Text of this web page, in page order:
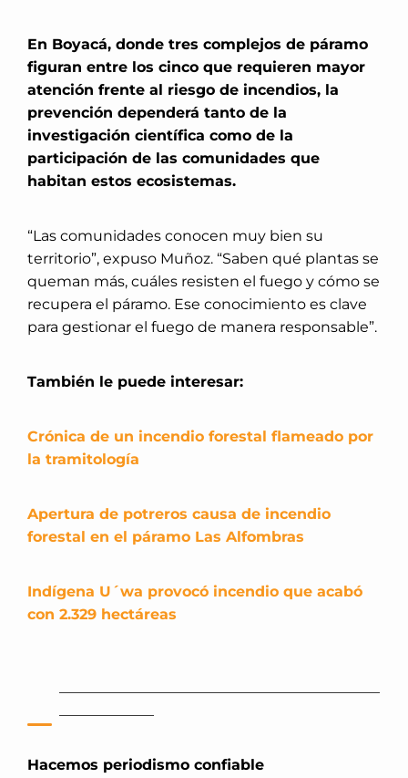
En Boyacá, donde tres complejos de páramo
figuran entre los cinco que requieren mayor
atención frente al riesgo de incendios, la
prevención dependerá tanto de la
investigación científica como de la
participación de las comunidades que
habitan estos ecosistemas.
“Las comunidades conocen muy bien su
territorio”, expuso Muñoz. “Saben qué plantas se
queman más, cuáles resisten el fuego y cómo se
recupera el páramo. Ese conocimiento es clave
para gestionar el fuego de manera responsable”.
También le puede interesar:
Crónica de un incendio forestal flameado por
la tramitología
Apertura de potreros causa de incendio
forestal en el páramo Las Alfombras
Indígena U´wa provocó incendio que acabó
con 2.329 hectáreas
Hacemos periodismo confiable